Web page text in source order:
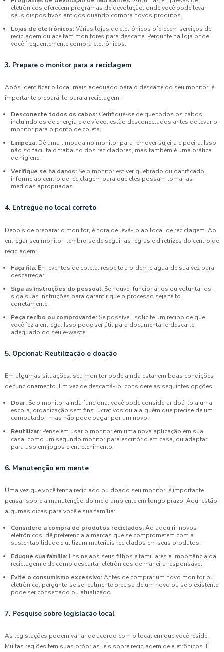
eletrônicos oferecem programas de devolução, onde você pode levar
seus dispositivos antigos quando compra novos produtos.
Lojas de eletrônicos:Várias lojas de eletrônicos oferecem serviços de
reciclagem ou aceitam monitores para descarte. Pergunte na loja onde
você frequentemente compra eletrônicos.
3. Prepare o monitor para a reciclagem
Após identificar o local mais adequado para o descarte do seu monitor, é
importante prepará-lo para a reciclagem:
Desconecte todos os cabos: Certifique-se de que todos os cabos,
incluindo os de energia e de vídeo, estão desconectados antes de levar o
monitor para o ponto de coleta.
Limpeza: Dê uma limpada no monitor para remover sujeira e poeira. Isso
não só facilita o trabalho dos recicladores, mas também é uma prática
de higiene.
Verifique se há danos: Se o monitor estiver quebrado ou danificado,
informe ao centro de reciclagem para que eles possam tomar as
medidas apropriadas.
4. Entregue no local correto
Depois de preparar o monitor, é hora de levá-lo ao local de reciclagem. Ao
entregar seu monitor, lembre-se de seguir as regras e diretrizes do centro de
reciclagem:
Faça fila: Em eventos de coleta, respeite a ordem e aguarde sua vez para
descarregar.
Siga as instruções do pessoal: Se houver funcionários ou voluntários,
siga suas instruções para garantir que o processo seja feito
corretamente.
Peça recibo ou comprovante: Se possível, solicite um recibo de que
você fez a entrega. Isso pode ser útil para documentar o descarte
adequado do seu e-waste.
5. Opcional: Reutilização e doação
Em algumas situações, seu monitor pode ainda estar em boas condições
de funcionamento. Em vez de descartá-lo, considere as seguintes opções:
Doar: Se o monitor ainda funciona, você pode considerar doá-lo a uma
escola, organização sem fins lucrativos ou a alguém que precise de um
computador, mas não pode pagar por um novo.
Reutilizar: Pense em usar o monitor em uma nova aplicação em sua
casa, como um segundo monitor para escritório em casa, ou adaptar
para uso em jogos e entretenimento.
6. Manutenção em mente
Uma vez que você tenha reciclado ou doado seu monitor, é importante
pensar sobre a manutenção do meio ambiente em longo prazo. Aqui estão
algumas dicas para você e sua família:
Considere a compra de produtos reciclados:Ao adquirir novos
eletrônicos, dê preferência a marcas que se comprometem com a
sustentabilidade e utilizam materiais reciclados em seus produtos.
Eduque sua família: Ensine aos seus filhos e familiares a importância da
reciclagem e de como descartar eletrônicos de maneira responsável.
Evite o consumismo excessivo:Antes de comprar um novo monitor ou
eletrônico, pergunte-se se realmente precisa de um novo ou se o existente
pode ser consertado ou atualizado.
7. Pesquise sobre legislação local
As legislações podem variar de acordo com o local em que você reside.
Muitas regiões têm suas próprias leis sobre reciclagem de eletrônicos. É